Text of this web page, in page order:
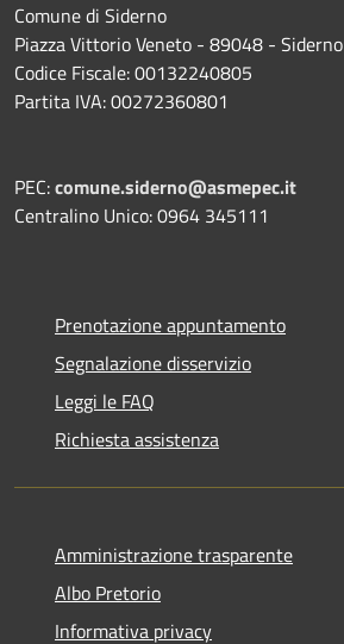
Comune di Siderno
Piazza Vittorio Veneto - 89048 - Siderno
Codice Fiscale: 00132240805
Partita IVA: 00272360801
PEC:comune.siderno@asmepec.it
Centralino Unico: 0964 345111
Prenotazione appuntamento
Segnalazione disservizio
Leggi le FAQ
Richiesta assistenza
Amministrazione trasparente
Albo Pretorio
Informativa privacy